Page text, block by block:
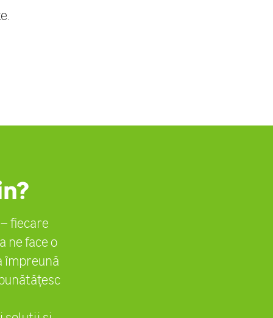
fiecare
ne face o
împreună